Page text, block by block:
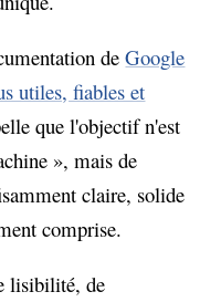
deGoogle
utiles, fiables et
que l'objectif n'est
», mais de
claire, solide
comprise.
lisibilité, de